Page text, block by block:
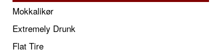
Mokkalikør
Extremely Drunk
Flat Tire